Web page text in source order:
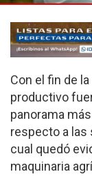
Con el fin de
productivo
panorama
respecto a las
cual quedó
maquinaria